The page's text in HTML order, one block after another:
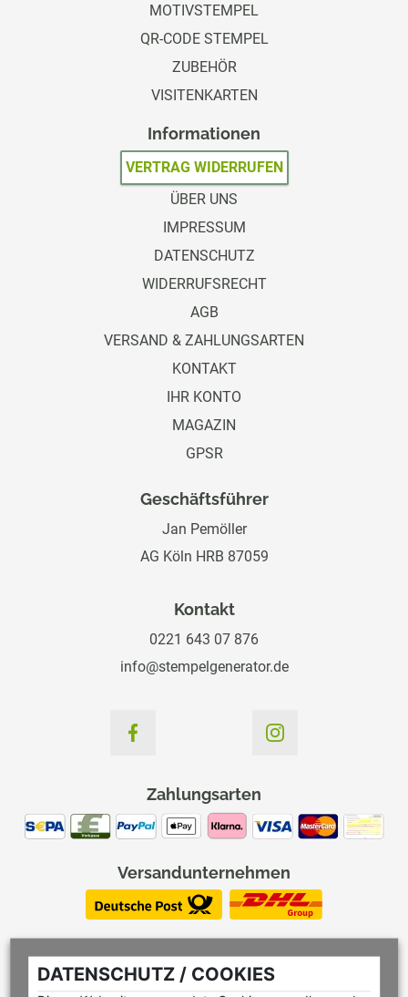
DATENSCHUTZ / COOKIES
MOTIVSTEMPEL
QR-CODE STEMPEL
ZUBEHÖR
VISITENKARTEN
Informationen
VERTRAG WIDERRUFEN
ÜBER UNS
IMPRESSUM
DATENSCHUTZ
WIDERRUFSRECHT
AGB
VERSAND & ZAHLUNGSARTEN
KONTAKT
IHR KONTO
MAGAZIN
GPSR
Geschäftsführer
Jan Pemöller
AG Köln HRB 87059
Kontakt
0221 643 07 876
info@stempelgenerator.de
Zahlungsarten
Versandunternehmen